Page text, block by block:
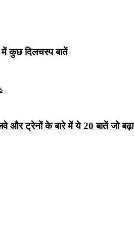
कुछ दिलचस्प बातें
ट्रेनों के बारे में ये 20 बातें जो